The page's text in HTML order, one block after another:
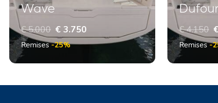
Wave
€ 5.000 € 3.750
Remises-25%
€ 4.150
Remises-